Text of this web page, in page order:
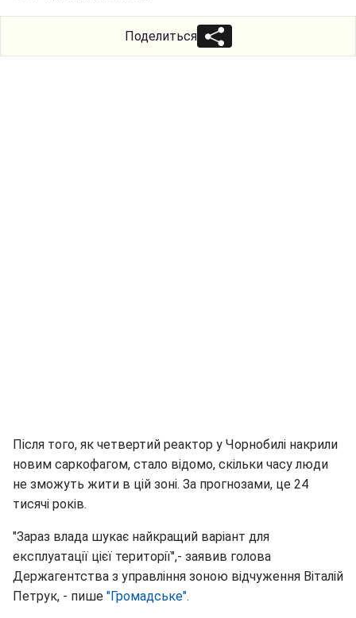
Поделиться
Після того, як четвертий реактор у Чорнобилі накрили
новим саркофагом, стало відомо, скільки часу люди
не зможуть жити в цій зоні. За прогнозами, це 24
тисячі років.
"Зараз влада шукає найкращий варіант для
експлуатації цієї території",- заявив голова
Держагентства з управління зоною відчуження Віталій
Петрук, - пише "Громадське".